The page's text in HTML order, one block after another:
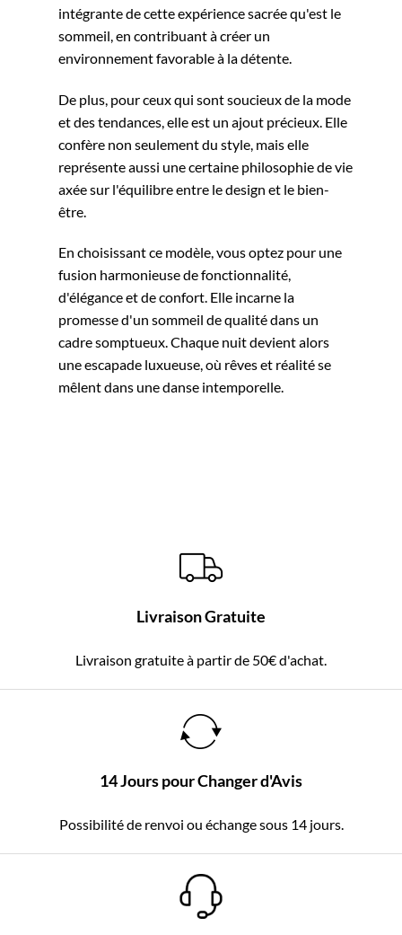
intégrante de cette expérience sacrée qu'est le
sommeil, en contribuant à créer un
environnement favorable à la détente.
De plus, pour ceux qui sont soucieux de la mode
et des tendances, elle est un ajout précieux. Elle
confère non seulement du style, mais elle
représente aussi une certaine philosophie de vie
axée sur l'équilibre entre le design et le bien-
être.
En choisissant ce modèle, vous optez pour une
fusion harmonieuse de fonctionnalité,
d'élégance et de confort. Elle incarne la
promesse d'un sommeil de qualité dans un
cadre somptueux. Chaque nuit devient alors
une escapade luxueuse, où rêves et réalité se
mêlent dans une danse intemporelle.
Livraison Gratuite
Livraison gratuite à partir de 50€ d'achat.
14 Jours pour Changer d'Avis
Possibilité de renvoi ou échange sous 14 jours.